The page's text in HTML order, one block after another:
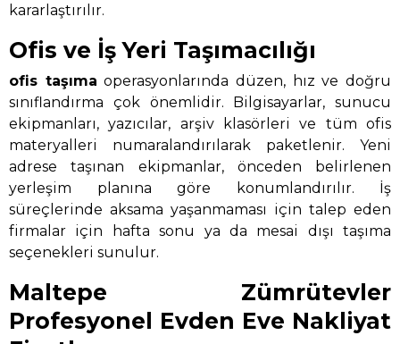
kararlaştırılır.
Ofis ve İş Yeri Taşımacılığı
ofis taşıma operasyonlarında düzen, hız ve doğru
sınıflandırma çok önemlidir. Bilgisayarlar, sunucu
ekipmanları, yazıcılar, arşiv klasörleri ve tüm ofis
materyalleri numaralandırılarak paketlenir. Yeni
adrese taşınan ekipmanlar, önceden belirlenen
yerleşim planına göre konumlandırılır. İş
süreçlerinde aksama yaşanmaması için talep eden
firmalar için hafta sonu ya da mesai dışı taşıma
seçenekleri sunulur.
Maltepe Zümrütevler
Profesyonel Evden Eve Nakliyat